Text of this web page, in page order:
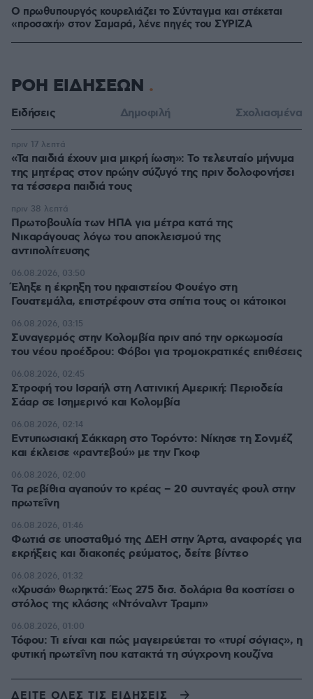
Ο πρωθυπουργός κουρελιάζει το Σύνταγμα και στέκεται
«προσοχή» στον Σαμαρά, λένε πηγές του ΣΥΡΙΖΑ
ΡΟΗ ΕΙΔΗΣΕΩΝ
Ειδήσεις Δημοφιλή Σχολιασμένα
«Τα παιδιά έχουν μια μικρή ίωση»: Το τελευταίο μήνυμα
της μητέρας στον πρώην σύζυγό της πριν δολοφονήσει
τα τέσσερα παιδιά τους
πριν 17 λεπτά
Πρωτοβουλία των ΗΠΑ για μέτρα κατά της
Νικαράγουας λόγω του αποκλεισμού της
αντιπολίτευσης
πριν 38 λεπτά
Έληξε η έκρηξη του ηφαιστείου Φουέγο στη
Γουατεμάλα, επιστρέφουν στα σπίτια τους οι κάτοικοι
06.08.2026, 03:50
Συναγερμός στην Κολομβία πριν από την ορκωμοσία
του νέου προέδρου: Φόβοι για τρομοκρατικές επιθέσεις
06.08.2026, 03:15
Στροφή του Ισραήλ στη Λατινική Αμερική: Περιοδεία
Σάαρ σε Ισημερινό και Κολομβία
06.08.2026, 02:45
Εντυπωσιακή Σάκκαρη στο Τορόντο: Νίκησε τη Σονμέζ
και έκλεισε «ραντεβού» με την Γκοφ
06.08.2026, 02:14
Τα ρεβίθια αγαπούν το κρέας – 20 συνταγές φουλ στην
πρωτεΐνη
06.08.2026, 02:00
Φωτιά σε υποσταθμό της ΔΕΗ στην Άρτα, αναφορές για
εκρήξεις και διακοπές ρεύματος, δείτε βίντεο
06.08.2026, 01:46
«Χρυσά» θωρηκτά: Έως 275 δισ. δολάρια θα κοστίσει ο
στόλος της κλάσης «Ντόναλντ Τραμπ»
06.08.2026, 01:32
Τόφου: Τι είναι και πώς μαγειρεύεται το «τυρί σόγιας», η
φυτική πρωτεΐνη που κατακτά τη σύγχρονη κουζίνα
06.08.2026, 01:00
ΔΕΙΤΕ ΟΛΕΣ ΤΙΣ ΕΙΔΗΣΕΙΣ